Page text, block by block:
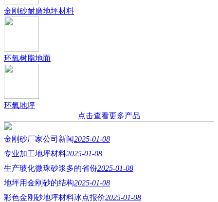
金刚砂耐磨地坪材料
环氧树脂地面
环氧地坪
点击查看更多产品
金刚砂厂家公司新闻2025-01-08
专业加工地坪材料2025-01-08
生产玻化微珠砂浆多的省份2025-01-08
地坪用金刚砂的结构2025-01-08
彩色金刚砂地坪材料冰点报价2025-01-08